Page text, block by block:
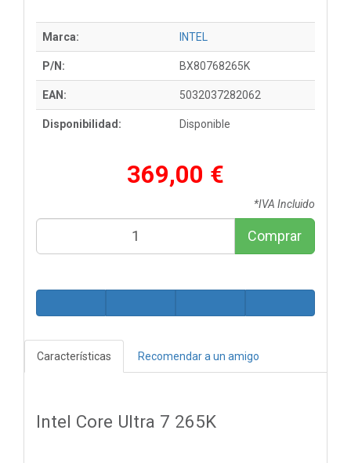
Marca: INTEL
P/N: BX80768265K
EAN: 5032037282062
Disponibilidad: Disponible
369,00 €
*IVA Incluido
Comprar
Características Recomendar a un amigo
Intel Core Ultra 7 265K